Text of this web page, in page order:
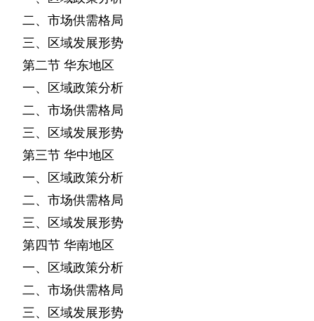
二、市场供需格局
三、区域发展形势
第二节 华东地区
一、区域政策分析
二、市场供需格局
三、区域发展形势
第三节 华中地区
一、区域政策分析
二、市场供需格局
三、区域发展形势
第四节 华南地区
一、区域政策分析
二、市场供需格局
三、区域发展形势